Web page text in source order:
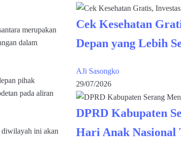
merupakan
dalam
pihak
pada aliran
diwilayah ini akan
Cek Kesehatan
Depan yang Lebih
AJi Sasongko
29/07/2026
DPRD Kabupaten
Hari Anak Nasional